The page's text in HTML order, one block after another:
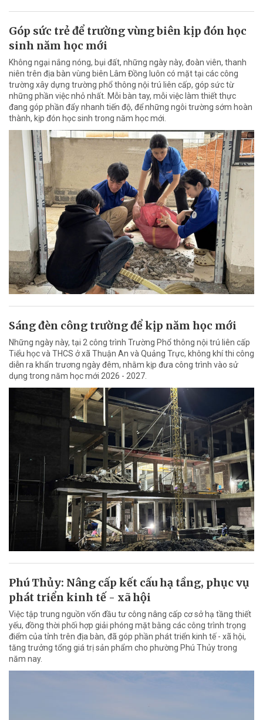
Góp sức trẻ để trường vùng biên kịp đón học
sinh năm học mới
Không ngại nắng nóng, bụi đất, những ngày này, đoàn viên, thanh
niên trên địa bàn vùng biên Lâm Đồng luôn có mặt tại các công
trường xây dựng trường phổ thông nội trú liên cấp, góp sức từ
những phần việc nhỏ nhất. Mỗi bàn tay, mỗi việc làm thiết thực
đang góp phần đẩy nhanh tiến độ, để những ngôi trường sớm hoàn
thành, kịp đón học sinh trong năm học mới.
Sáng đèn công trường để kịp năm học mới
Những ngày này, tại 2 công trình Trường Phổ thông nội trú liên cấp
Tiểu học và THCS ở xã Thuận An và Quảng Trực, không khí thi công
diễn ra khẩn trương ngày đêm, nhằm kịp đưa công trình vào sử
dụng trong năm học mới 2026 - 2027.
Phú Thủy: Nâng cấp kết cấu hạ tầng, phục vụ
phát triển kinh tế - xã hội
Việc tập trung nguồn vốn đầu tư công nâng cấp cơ sở hạ tầng thiết
yếu, đồng thời phối hợp giải phóng mặt bằng các công trình trọng
điểm của tỉnh trên địa bàn, đã góp phần phát triển kinh tế - xã hội,
tăng trưởng tổng giá trị sản phẩm cho phường Phú Thủy trong
năm nay.